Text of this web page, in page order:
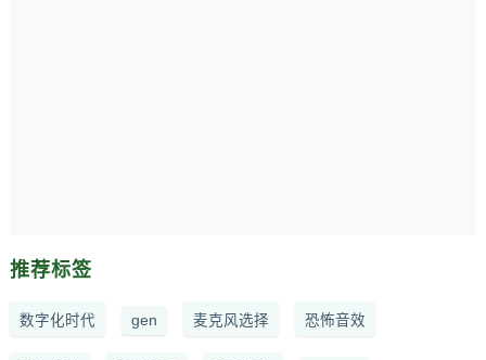
推荐标签
数字化时代 gen 麦克风选择 恐怖音效